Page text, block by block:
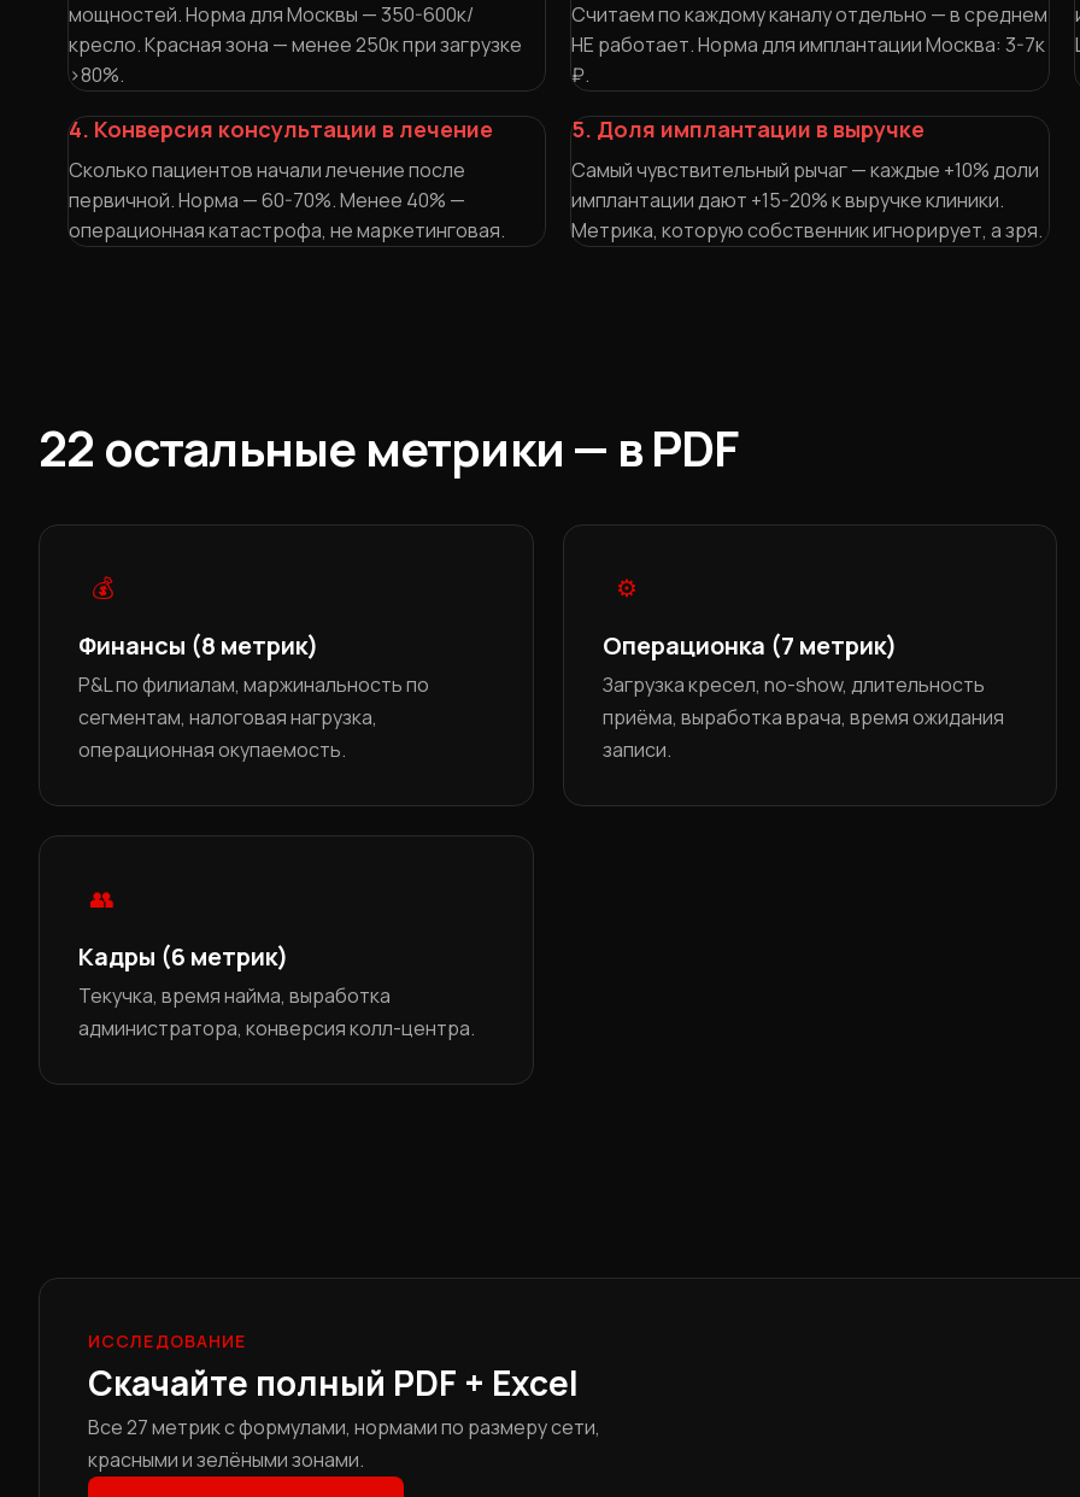
мощностей. Норма для Москвы — 350-600к/
кресло. Красная зона — менее 250к при загрузке
>80%.
Считаем по каждому каналу отдельно — в среднем
НЕ работает. Норма для имплантации Москва: 3-7к
₽.
4. Конверсия консультации в лечение
Сколько пациентов начали лечение после
первичной. Норма — 60-70%. Менее 40% —
операционная катастрофа, не маркетинговая.
5. Доля имплантации в выручке
Самый чувствительный рычаг — каждые +10% доли
имплантации дают +15-20% к выручке клиники.
Метрика, которую собственник игнорирует, а зря.
22 остальные метрики — в PDF
💰
Финансы (8 метрик)
P&L по филиалам, маржинальность по
сегментам, налоговая нагрузка,
операционная окупаемость.
⚙️
Операционка (7 метрик)
Загрузка кресел, no-show, длительность
приёма, выработка врача, время ожидания
записи.
👥
Кадры (6 метрик)
Текучка, время найма, выработка
администратора, конверсия колл-центра.
ИССЛЕДОВАНИЕ
Скачайте полный PDF + Excel
Все 27 метрик с формулами, нормами по размеру сети,
красными и зелёными зонами.